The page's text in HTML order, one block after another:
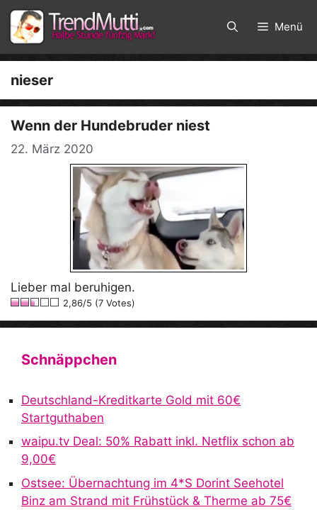
Zum
Inhalt
springen
Menü
nieser
Wenn der Hundebruder niest
22. März 2020
Lieber mal beruhigen.
2,86/5 (7 Votes)
Schnäppchen
Deutschland-Kreditkarte Gold mit 60€
Startguthaben
waipu.tv Deal: 50% Rabatt inkl. Netflix schon ab
9,00€
Ostsee: Übernachtung im 4*S Dorint Seehotel
Binz am Strand mit Frühstück & Therme ab 75€